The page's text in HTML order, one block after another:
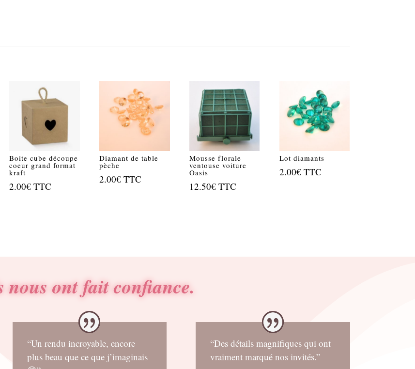
Boite cube découpe
coeur grand format
kraft
2.00€ TTC
Diamant de table
pèche
2.00€ TTC
Mousse florale
ventouse voiture
Oasis
12.50€ TTC
Lot diamants
2.00€ TTC
nous ont fait confiance.
“Un rendu incroyable, encore
plus beau que ce que j’imaginais
“Des détails magnifiques qui ont
vraiment marqué nos invités.”